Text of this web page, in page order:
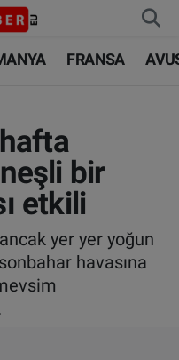
FRANSA
bir
etkili
yer yer yoğun
havasına
Fikstür